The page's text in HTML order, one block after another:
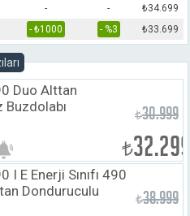
- -
₺34.699
- ₺1000 - %3 ₺33.699
Duo Alttan
Buzdolabı
₺30.999
₺32.299
Enerji Sınıfı 490
Donduruculu
₺38.999